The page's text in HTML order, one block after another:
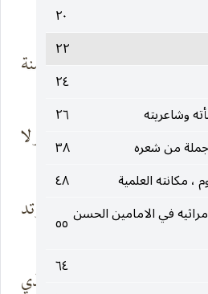
٢٠
٢٢
٢٤
وشاعريته
٢٦
من شعره
٣٨
مكانته العلمية
٤٨
في الامامين الحسن ٥٥
٦٤
السيد احمد
صب لذكر دمنة
ولا يلبي ناشداً ولايعي
نوء وأشلا وتدومخدع
وما الضنا على الذي